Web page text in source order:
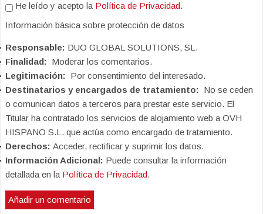
He leído y acepto la Política de Privacidad.
Información básica sobre protección de datos
Responsable: DUO GLOBAL SOLUTIONS, SL.
Finalidad: Moderar los comentarios.
Legitimación: Por consentimiento del interesado.
Destinatarios y encargados de tratamiento: No se ceden
o comunican datos a terceros para prestar este servicio. El
Titular ha contratado los servicios de alojamiento web a OVH
HISPANO S.L. que actúa como encargado de tratamiento.
Derechos: Acceder, rectificar y suprimir los datos.
Información Adicional: Puede consultar la información
detallada en la Política de Privacidad.